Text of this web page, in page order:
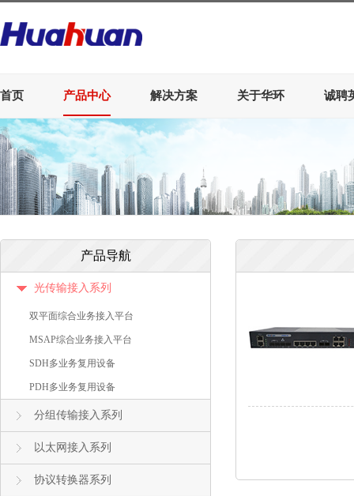
首页 产品中心 解决方案 关于华环 诚聘
产品导航
光传输接入系列
双平面综合业务接入平台
MSAP综合业务接入平台
SDH多业务复用设备
PDH多业务复用设备
分组传输接入系列
以太网接入系列
协议转换器系列